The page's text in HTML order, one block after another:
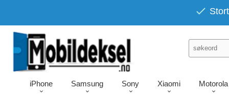
innholdet
iPhone Samsung Sony Xiaomi Motorola